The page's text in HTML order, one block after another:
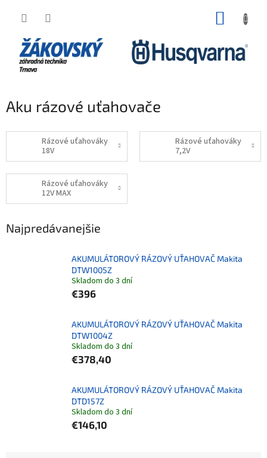
Aku rázové uťahovače
Rázové uťahováky
18V
Rázové uťahováky
7,2V
Rázové uťahováky
12V MAX
Najpredávanejšie
AKUMULÁTOROVÝ RÁZOVÝ UŤAHOVAČ Makita
DTW1005Z
Skladom do 3 dní
€396
AKUMULÁTOROVÝ RÁZOVÝ UŤAHOVAČ Makita
DTW1004Z
Skladom do 3 dní
€378,40
AKUMULÁTOROVÝ RÁZOVÝ UŤAHOVAČ Makita
DTD157Z
Skladom do 3 dní
€146,10